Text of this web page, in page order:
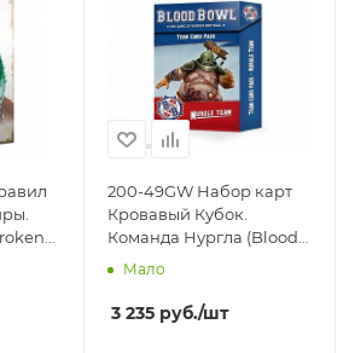
200-49GW Набор карт
Кровавый Кубок.
Команда Нургла (Blood
Bowl: Nurgle Team Card
Мало
3 235 руб./шт